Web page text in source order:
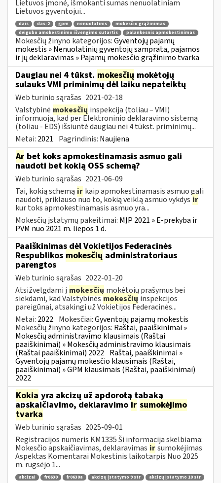
Lietuvos įmonė, išmokanti sumas nenuolatiniam
Lietuvos gyventojui...
dais das-2 gpm nenuolatinis
mokesčio grąžinimas
dvigubo amokestinimo išvengimo sutartis
palankesnis apmokestinimas
Mokesčių žinyno kategorijos:Gyventojų pajamų
mokestis » Nenuolatinių gyventojų samprata, pajamos
ir jų deklaravimas » Pajamų mokesčio grąžinimo tvarka
Daugiau nei 4 tūkst. mokesčių mokėtojų
sulauks VMI priminimų dėl laiku nepateiktų
Web turinio sąrašas 2021-02-18
Valstybinė mokesčių inspekcija (toliau – VMI)
informuoja, kad per Elektroninio deklaravimo sistemą
(toliau - EDS) išsiuntė daugiau nei 4 tūkst. priminimų...
Metai: 2021 Pagrindinis: Naujiena
Ar bet koks apmokestinamasis asmuo gali
naudoti bet kokią OSS schemą?
Web turinio sąrašas 2021-06-09
Tai, kokią schemą ir kaip apmokestinamasis asmuo gali
naudoti, priklauso nuo to, kokią veiklą asmuo vykdys ir
kur toks apmokestinamasis asmuo yra...
Mokesčių įstatymų pakeitimai: MĮP 2021 » E-prekyba ir
PVM nuo 2021 m. liepos 1 d.
Paaiškinimas dėl Vokietijos Federacinės
Respublikos mokesčių administratoriaus
parengtos
Web turinio sąrašas 2022-01-20
Atsižvelgdami į mokesčių mokėtojų prašymus bei
siekdami, kad Valstybinėsmokesčių inspekcijos
pareigūnai, atsakingi už Vokietijos Federacinės...
Metai: 2022 Mokesčiai:Gyventojų pajamų mokestis
Mokesčių žinyno kategorijos: Raštai, paaiškinimai »
Mokesčių administravimo klausimais (Raštai
paaiškinimai) » Mokesčių administravimo klausimais
(Raštai paaiškinimai) 2022 Raštai, paaiškinimai »
Gyventojų pajamų mokesčio klausimais (Raštai,
paaiškinimai) » GPM klausimais (Raštai, paaiškinimai)
2022
Kokia yra akcizų už apdorotą tabaką
apskaičiavimo, deklaravimo ir sumokėjimo
tvarka
Web turinio sąrašas 2025-09-01
Registracijos numeris KM1335 Ši informacija skelbiama:
Mokesčio apskaičiavimas, deklaravimas irsumokėjimas
Aspektas Komentarai Mokestinis laikotarpis Nuo 2025
m. rugsėjo 1...
akcizai fr0630 fr0630a akcizų įstatymo 9 str
akcizų įstatymo 10 str